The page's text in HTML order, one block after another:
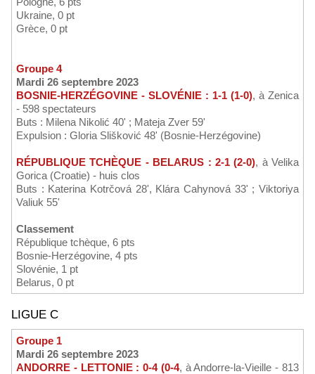
Ukraine, 0 pt
Grèce, 0 pt
Groupe 4
Mardi 26 septembre 2023
BOSNIE-HERZÉGOVINE - SLOVÉNIE : 1-1 (1-0), à Zenica
- 598 spectateurs
Buts : Milena Nikolić 40' ; Mateja Zver 59'
Expulsion : Gloria Slišković 48' (Bosnie-Herzégovine)
RÉPUBLIQUE TCHÈQUE - BELARUS : 2-1 (2-0), à Velika
Gorica (Croatie) - huis clos
Buts : Katerina Kotrčová 28', Klára Cahynová 33' ; Viktoriya
Valiuk 55'
Classement
République tchèque, 6 pts
Bosnie-Herzégovine, 4 pts
Slovénie, 1 pt
Belarus, 0 pt
LIGUE C
Groupe 1
Mardi 26 septembre 2023
ANDORRE - LETTONIE : 0-4 (0-4, à Andorre-la-Vieille - 813